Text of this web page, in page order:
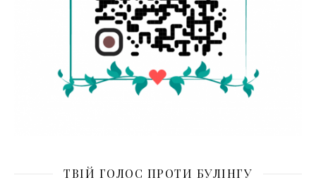
ТВІЙ ГОЛОС ПРОТИ БУЛІНГУ